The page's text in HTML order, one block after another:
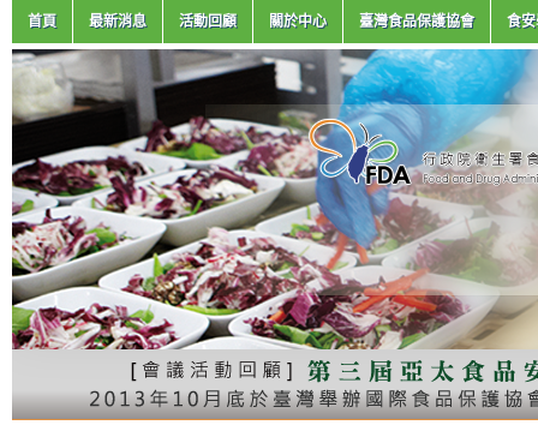
首頁 最新消息 活動回顧 關於中心 臺灣食品保護協會 食